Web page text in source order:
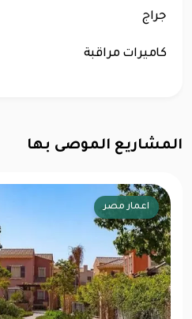
جراج
كاميرات مراقبة
المشاريع الموصى بها
اعمار مصر